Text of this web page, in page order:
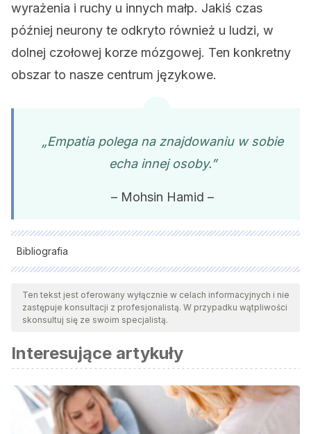
wyrażenia i ruchy u innych małp. Jakiś czas
później neurony te odkryto również u ludzi, w
dolnej czołowej korze mózgowej. Ten konkretny
obszar to nasze centrum językowe.
„Empatia polega na znajdowaniu w sobie
echa innej osoby.”
– Mohsin Hamid –
Bibliografia
Wszystkie cytowane źródła zostały gruntownie
przeanalizowane przez nasz zespół w celu zapewnienia ich
jakości, wiarygodności, aktualności i ważności. Bibliografia
względem naukowym lub akademickim.
Hogg, M.A. (2010). Psicología social. Vaughan Graham M.
Panamericana. Editorial: Panamericana.
Tesser, A., & Rosen, S. (1975). The reluctance to transmit
bad news. In L. Berkowitz (Ed.). Advances in experimental
Ten tekst jest oferowany wyłącznie w celach informacyjnych i nie
zastępuje konsultacji z profesjonalistą. W przypadku wątpliwości
skonsultuj się ze swoim specjalistą.
Interesujące artykuły